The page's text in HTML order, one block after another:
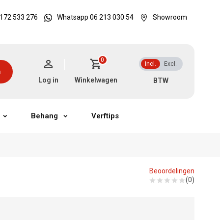
533 276 Whatsapp 06 213 030 54 Showroom
Incl. Excl.
0
Winkelwagen
Log in
Behang Verftips
Beoordelingen
(0)